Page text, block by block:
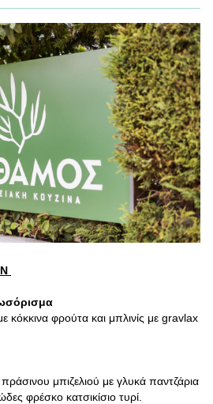
κόκκινα φρούτα και μπλινίς με gravlax
μπιζελιού με γλυκά παντζάρια
φρέσκο κατσικίσιο τυρί.